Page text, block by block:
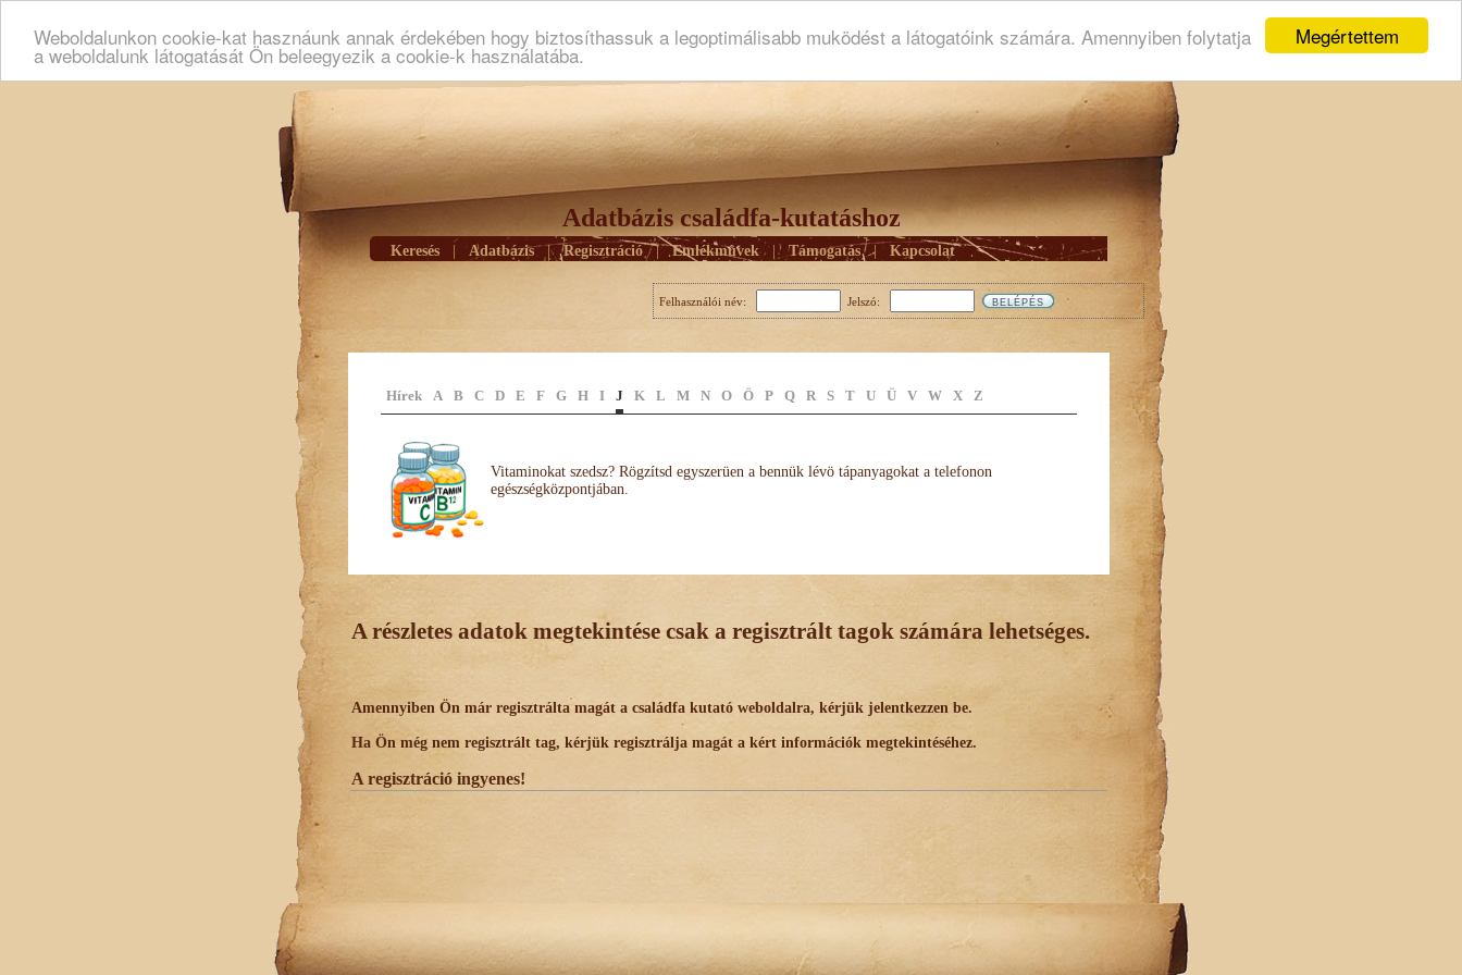
Megértettem
Weboldalunkon cookie-kat hasznáunk annak érdekében hogy biztosíthassuk a legoptimálisabb muködést a látogatóink számára. Amennyiben folytatja
a weboldalunk látogatását Ön beleegyezik a cookie-k használatába.
Adatbázis családfa-kutatáshoz
Keresés Adatbázis | Regisztráció | Emlékmûvek | Támogatás | Kapcsolat
Felhasználói név: Jelszó:
Hírek A B C D E F G H I J K L M N O Ö P Q R S T U Ü V W X Z
Vitaminokat szedsz? Rögzítsd egyszerüen a bennük lévö tápanyagokat a telefonon
egészségközpontjában.
A részletes adatok megtekintése csak a regisztrált tagok számára lehetséges.
Amennyiben Ön már regisztrálta magát a családfa kutató weboldalra, kérjük jelentkezzen be.
Ha Ön még nem regisztrált tag, kérjük regisztrálja magát a kért információk megtekintéséhez.
A regisztráció ingyenes!